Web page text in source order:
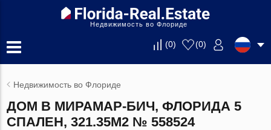
Недвижимость во Флориде
(0) (0)
Недвижимость во Флориде
ДОМ В МИРАМАР-БИЧ, ФЛОРИДА 5
СПАЛЕН, 321.35М2 № 558524